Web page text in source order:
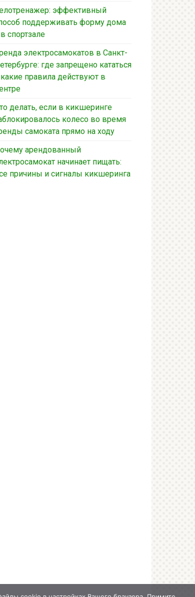
эффективный
поддерживать форму дома
спортзале
электросамокатов в Санкт-
где запрещено кататься
правила действуют в
делать, если в кикшеринге
колесо во время
самоката прямо на ходу
арендованный
начинает пищать:
причины и сигналы кикшеринга